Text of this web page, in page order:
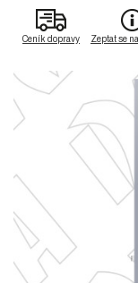
Ceník dopravy Zeptat se